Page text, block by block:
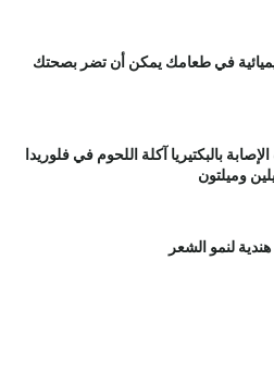
بالبكتيريا آكلة اللحوم في فلوريدا
وميلتون